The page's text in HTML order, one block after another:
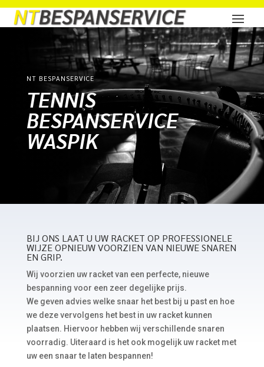
NT BESPANSERVICE
TENNIS
BESPANSERVICE
WASPIK
BIJ ONS LAAT U UW RACKET OP PROFESSIONELE
WIJZE OPNIEUW VOORZIEN VAN NIEUWE SNAREN
EN GRIP.
Wij voorzien uw racket van een perfecte, nieuwe
bespanning voor een zeer degelijke prijs.
We geven advies welke snaar het best bij u past en hoe
we deze vervolgens het best in uw racket kunnen
plaatsen. Hiervoor hebben wij verschillende snaren
voorradig. Uiteraard is het ook mogelijk uw racket met
uw een snaar te laten bespannen!